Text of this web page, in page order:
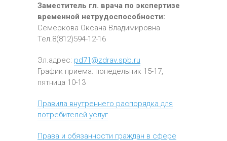
Заместитель гл. врача по экспертизе
временной нетрудоспособности:
Семеркова Оксана Владимировна
Тел.8(812)594-12-16
Эл.адрес: pd71@zdrav.spb.ru
График приема: понедельник 15-17,
пятница 10-13
Правила внутреннего распорядка для
потребителей услуг
Права и обязанности граждан в сфере